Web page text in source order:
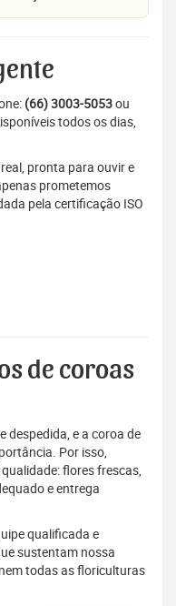
(66) 3003-5053ou
todos os dias,
pronta para ouvir e
prometemos
pela certificação ISO
de coroas
despedida, e a coroa de
Por isso,
flores frescas,
e entrega
qualificada e
sustentam nossa
todas as floriculturas